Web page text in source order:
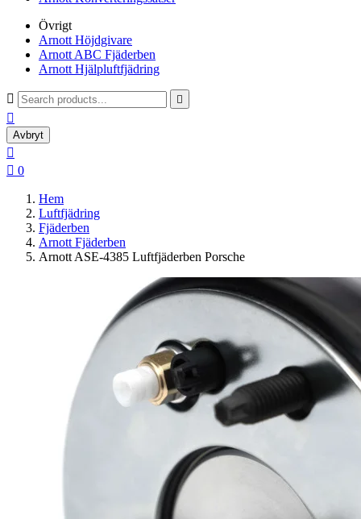
Övrigt
Arnott Höjdgivare
Arnott ABC Fjäderben
Arnott Hjälpluftfjädring
 

Avbryt

 0
Hem
Luftfjädring
Fjäderben
Arnott Fjäderben
Arnott ASE-4385 Luftfjäderben Porsche